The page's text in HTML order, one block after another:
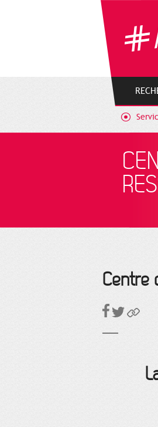
Centre
Gestion de vos préférences sur les